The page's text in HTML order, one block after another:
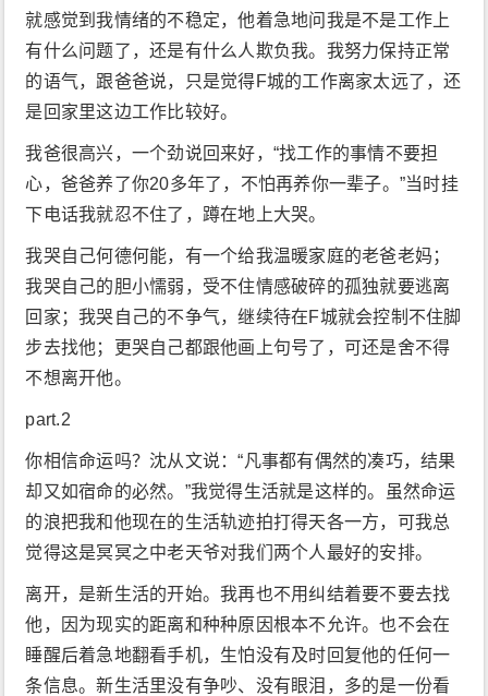
就感觉到我情绪的不稳定，他着急地问我是不是工作上
有什么问题了，还是有什么人欺负我。我努力保持正常
的语气，跟爸爸说，只是觉得F城的工作离家太远了，还
是回家里这边工作比较好。
我爸很高兴，一个劲说回来好，“找工作的事情不要担
心，爸爸养了你20多年了，不怕再养你一辈子。”当时挂
下电话我就忍不住了，蹲在地上大哭。
我哭自己何德何能，有一个给我温暖家庭的老爸老妈；
我哭自己的胆小懦弱，受不住情感破碎的孤独就要逃离
回家；我哭自己的不争气，继续待在F城就会控制不住脚
步去找他；更哭自己都跟他画上句号了，可还是舍不得
不想离开他。
part.2
你相信命运吗？沈从文说：“凡事都有偶然的凑巧，结果
却又如宿命的必然。”我觉得生活就是这样的。虽然命运
的浪把我和他现在的生活轨迹拍打得天各一方，可我总
觉得这是冥冥之中老天爷对我们两个人最好的安排。
离开，是新生活的开始。我再也不用纠结着要不要去找
他，因为现实的距离和种种原因根本不允许。也不会在
睡醒后着急地翻看手机，生怕没有及时回复他的任何一
条信息。新生活里没有争吵、没有眼泪，多的是一份看